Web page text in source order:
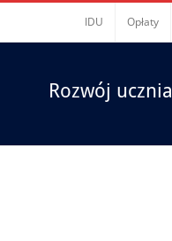
IDU Opłaty
Rozwój ucznia